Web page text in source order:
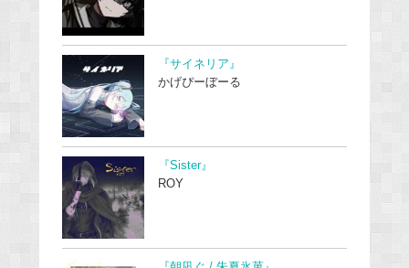
『サイネリア』
かげぴーぼーる
『Sister』
ROY